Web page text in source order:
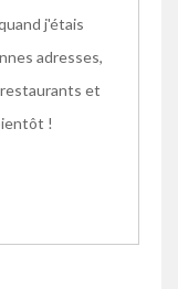
j'étais
adresses,
et
!